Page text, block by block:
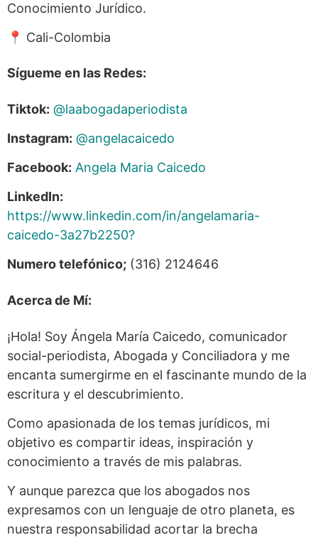
Conocimiento Jurídico.
📍 Cali-Colombia
Sígueme en las Redes:
Tiktok: @laabogadaperiodista
Instagram: @angelacaicedo
Facebook: Angela Maria Caicedo
LinkedIn:
https://www.linkedin.com/in/angelamaria-
caicedo-3a27b2250?
Numero telefónico; (316) 2124646
Acerca de Mí:
¡Hola! Soy Ángela María Caicedo, comunicador
social-periodista, Abogada y Conciliadora y me
encanta sumergirme en el fascinante mundo de la
escritura y el descubrimiento.
Como apasionada de los temas jurídicos, mi
objetivo es compartir ideas, inspiración y
conocimiento a través de mis palabras.
Y aunque parezca que los abogados nos
expresamos con un lenguaje de otro planeta, es
nuestra responsabilidad acortar la brecha